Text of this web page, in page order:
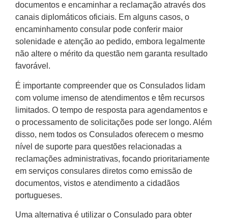
documentos e encaminhar a reclamação através dos
canais diplomáticos oficiais. Em alguns casos, o
encaminhamento consular pode conferir maior
solenidade e atenção ao pedido, embora legalmente
não altere o mérito da questão nem garanta resultado
favorável.
É importante compreender que os Consulados lidam
com volume imenso de atendimentos e têm recursos
limitados. O tempo de resposta para agendamentos e
o processamento de solicitações pode ser longo. Além
disso, nem todos os Consulados oferecem o mesmo
nível de suporte para questões relacionadas a
reclamações administrativas, focando prioritariamente
em serviços consulares diretos como emissão de
documentos, vistos e atendimento a cidadãos
portugueses.
Uma alternativa é utilizar o Consulado para obter